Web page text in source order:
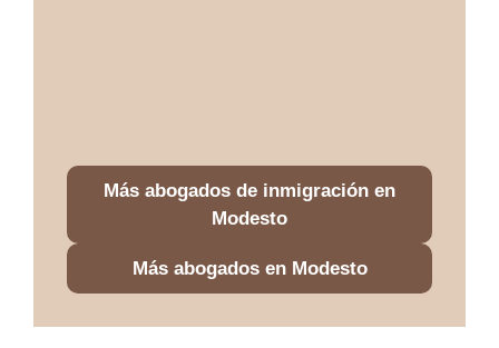
Más abogados de inmigración en
Modesto
Más abogados en Modesto